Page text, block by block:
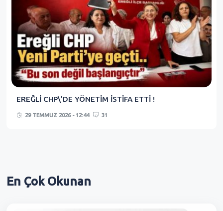
EREĞLİ CHP\'DE YÖNETİM İSTİFA ETTİ !
29 TEMMUZ 2026 - 12:44 31
En ÇokOkunan